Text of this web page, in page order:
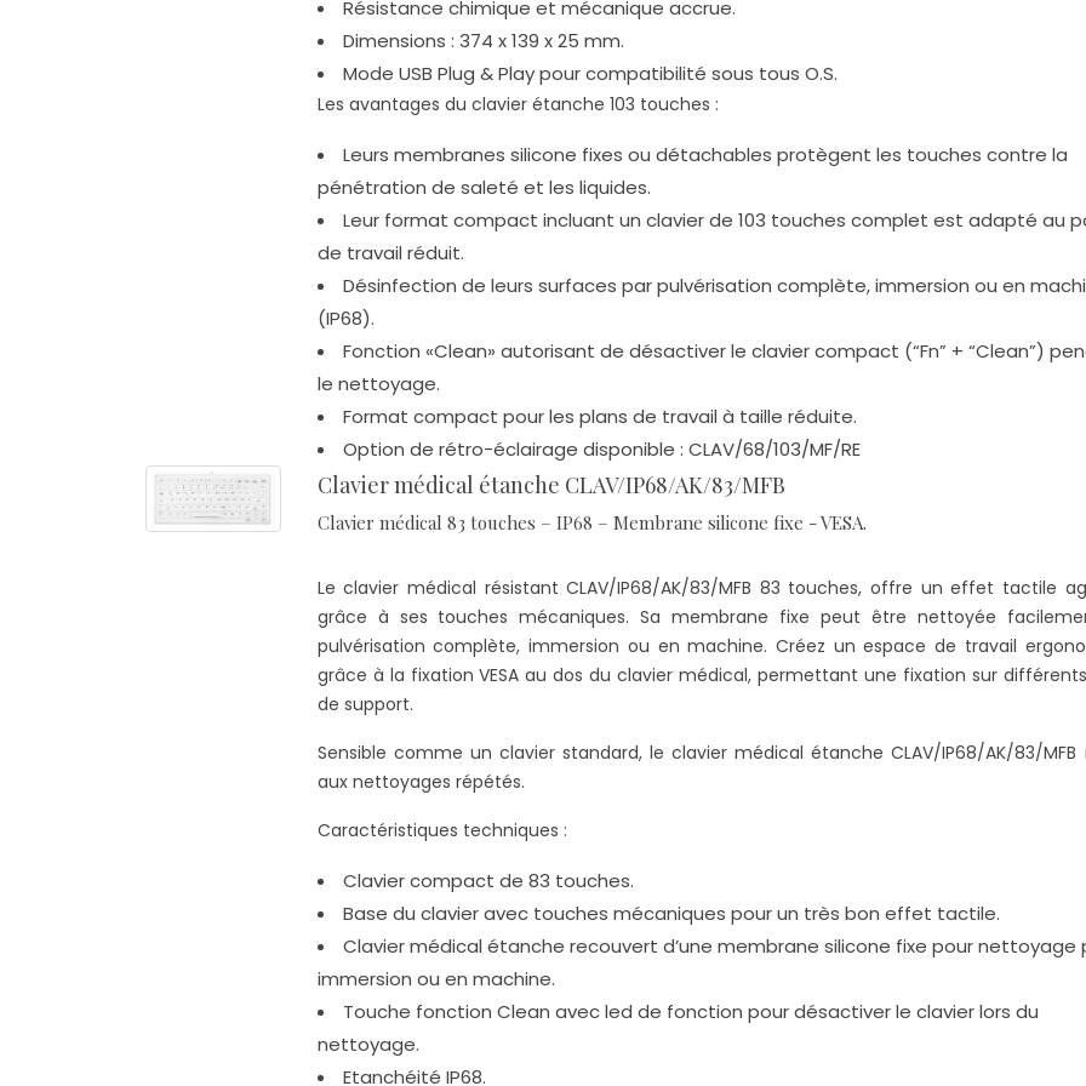
Résistance chimique et mécanique accrue.
Dimensions : 374 x 139 x 25 mm.
Mode USB Plug & Play pour compatibilité sous tous O.S.
Les avantages du clavier étanche 103 touches :
Leurs membranes silicone fixes ou détachables protègent les touches contre la
pénétration de saleté et les liquides.
Leur format compact incluant un clavier de 103 touches complet est adapté au
de travail réduit.
Désinfection de leurs surfaces par pulvérisation complète, immersion ou en
(IP68).
Fonction «Clean» autorisant de désactiver le clavier compact (“Fn” + “Clean”)
le nettoyage.
Format compact pour les plans de travail à taille réduite.
Option de rétro-éclairage disponible : CLAV/68/103/MF/RE
Clavier médical étanche CLAV/IP68/AK/83/MFB
Clavier médical 83 touches – IP68 – Membrane silicone fixe - VESA.
Le clavier médical résistant CLAV/IP68/AK/83/MFB 83 touches, offre un effet tactile
grâce à ses touches mécaniques. Sa membrane fixe peut être nettoyée
pulvérisation complète, immersion ou en machine. Créez un espace de travail
grâce à la fixation VESA au dos du clavier médical, permettant une fixation sur
de support.
Sensible comme un clavier standard, le clavier médical étanche CLAV/IP68/AK/83/MFB
aux nettoyages répétés.
Caractéristiques techniques :
Clavier compact de 83 touches.
Base du clavier avec touches mécaniques pour un très bon effet tactile.
Clavier médical étanche recouvert d’une membrane silicone fixe pour nettoyage
immersion ou en machine.
Touche fonction Clean avec led de fonction pour désactiver le clavier lors du
nettoyage.
Etanchéité IP68.